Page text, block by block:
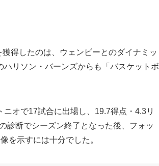
得したのは、ウェンビーとのダイナミッ
リソン・バーンズからも「バスケットボ
オで17試合に出場し、19.7得点・4.3リ
診断でシーズン終了となった後、フォッ
を示すには十分でした。